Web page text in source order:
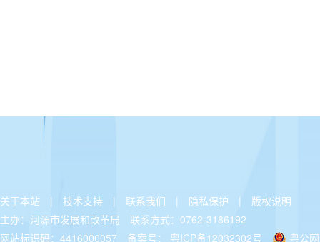
关于本站 | 技术支持 | 联系我们 | 隐私保护 |
版权说明
主办：河源市发展和改革局
联系方式：0762-3186192
网站标识码：4416000057
备案号： 粤ICP备12032302号
粤公